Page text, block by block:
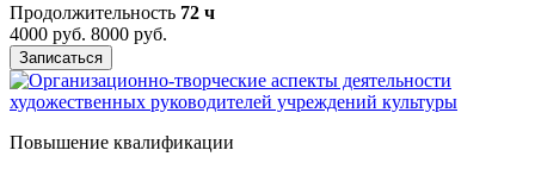
исполняющих их обязанности, на объектах
защиты, в которых могут одновременно
находиться 50 и боле
Продолжительность 72 ч
4000 руб. 8000 руб.
Записаться
Повышение квалификации